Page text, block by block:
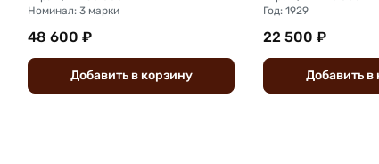
Номинал: 3 марки
48 600 ₽
Добавить вкорзину
Год: 1929
22 500 ₽
Добавить в